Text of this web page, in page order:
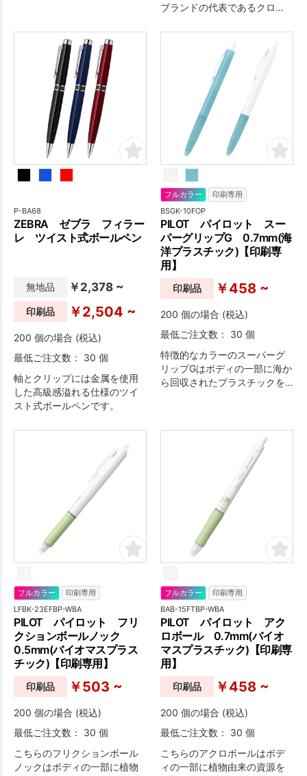
ットします。デザイン性にも
優れており、使う人はもちろ
ん、周りの人や環境にも馴染
むよう配慮し設計したボール
ペンです。
ブランドの代表であるクロ
P-BA68
ZEBRA ゼブラ フィラー
レ ツイスト式ボールペン
無地品 ￥2,378 ~
印刷品 ￥2,504 ~
200 個の場合 (税込)
最低ご注文数： 30 個
軸とクリップには金属を使用
した高級感溢れる仕様のツイ
スト式ボールペンです。
フルカラー 印刷専用
BSGK-10FOP
PILOT パイロット スー
パーグリップG 0.7mm(海
洋プラスチック)【印刷専
用】
印刷品 ￥458 ~
200 個の場合 (税込)
最低ご注文数： 30 個
特徴的なカラーのスーパーグ
リップGはボディの一部に海か
ら回収されたプラスチックを
フルカラー 印刷専用
LFBK-23EFBP-WBA
PILOT パイロット フリ
クションボールノック
0.5mm(バイオマスプラス
チック)【印刷専用】
印刷品 ￥503 ~
200 個の場合 (税込)
最低ご注文数： 30 個
こちらのフリクションボール
ノックはボディの一部に植物
フルカラー 印刷専用
BAB-15FTBP-WBA
PILOT パイロット アク
ロボール 0.7mm(バイオ
マスプラスチック)【印刷専
用】
印刷品 ￥458 ~
200 個の場合 (税込)
最低ご注文数： 30 個
こちらのアクロボールはボデ
ィの一部に植物由来の資源を